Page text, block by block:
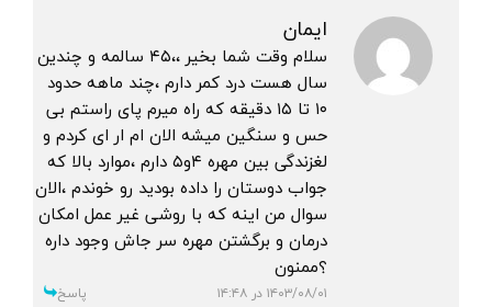
ایمان
سلام وقت شما بخیر ،،۴۵ سالمه و چندین
سال هست درد کمر دارم ،چند ماهه حدود
۱۰ تا ۱۵ دقیقه که راه میرم پای راستم بی
حس و سنگین میشه الان ام ار ای کردم و
لغزندگی بین مهره ۴و۵ دارم ،موارد بالا که
جواب دوستان را داده بودید رو خوندم ،الان
سوال من اینه که با روشی غیر عمل امکان
درمان و برگشتن مهره سر جاش وجود داره
؟ممنون
۱۴۰۳/۰۸/۰۱ در ۱۴:۴۸ پاسخ